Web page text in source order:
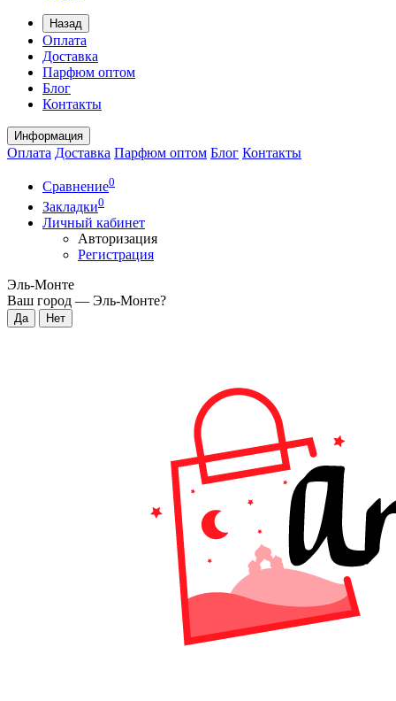
Назад
Оплата
Доставка
Парфюм оптом
Блог
Контакты
Информация
Оплата Доставка Парфюм оптом Блог Контакты
Сравнение0
Закладки0
Личный кабинет
Авторизация
Регистрация
Эль-Монте
Ваш город — Эль-Монте?